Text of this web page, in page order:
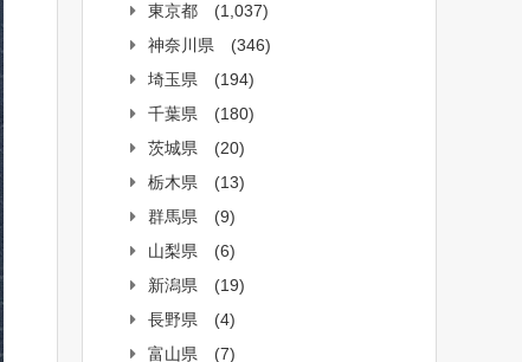
東京都
(1,037)
神奈川県
(346)
埼玉県
(194)
千葉県
(180)
茨城県
(20)
栃木県
(13)
群馬県
(9)
山梨県
(6)
新潟県
(19)
長野県
(4)
富山県
(7)